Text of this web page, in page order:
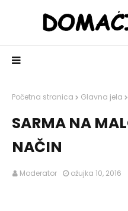
Početna stranica Glavna jela
SARMA NA
NAČIN
Moderator ožujka 10, 2016